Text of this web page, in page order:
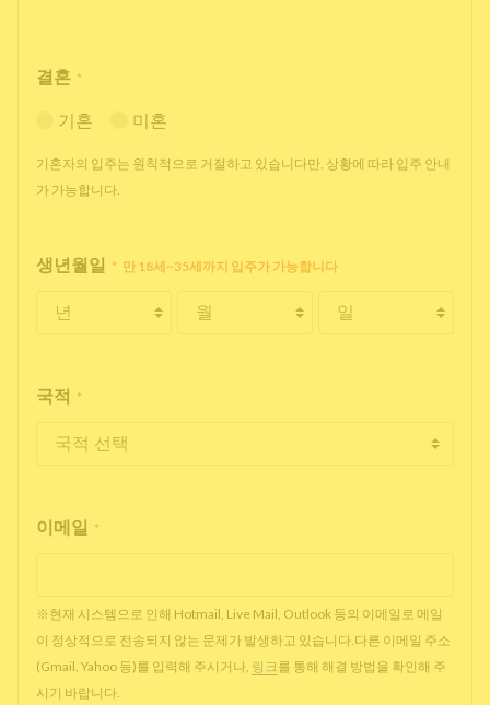
결혼 *
기혼 미혼
기혼자의 입주는 원칙적으로 거절하고 있습니다만, 상황에 따라 입주 안내
가 가능합니다.
생년월일 * 만 18세~35세까지 입주가 가능합니다
국적 *
이메일 *
※현재 시스템으로 인해 Hotmail, Live Mail, Outlook 등의 이메일로 메일
이 정상적으로 전송되지 않는 문제가 발생하고 있습니다.다른 이메일 주소
(Gmail, Yahoo 등)를 입력해 주시거나, 링크 를 통해 해결 방법을 확인해 주
시기 바랍니다.